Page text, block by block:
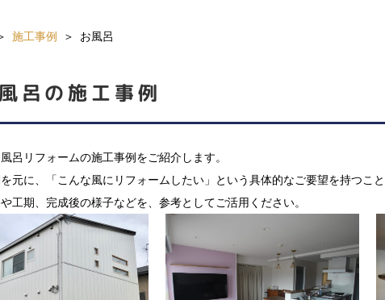
施工事例 お風呂
呂の施工事例
呂リフォームの施工事例をご紹介します。
元に、「こんな風にリフォームしたい」という具体的なご要望を持つこ
工期、完成後の様子などを、参考としてご活用ください。